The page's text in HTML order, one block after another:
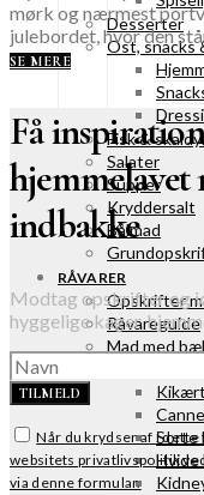
Desserter
Ost, snacks
Fisk &
Salater
Supper
Kryddersalt
Bålmad
RÅVARER
Opskrifter
Råvareguide
Mad med
Sorte
Hvide
mørk og nærmest
julebordet, hvor den
SE MERE
Få
indbakke
Modtag opskrifter og
hyggelige kager,
TILMELD
Når du krydser af i
websitets privatlivspolitik
via denne formular.